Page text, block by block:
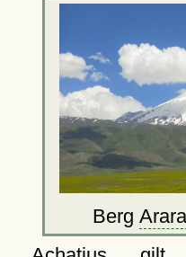
Berg